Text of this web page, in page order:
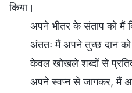
किया।
अपने भीतर के संताप को मैं
अंततः मैं अपने तुच्छ दान को
केवल खोखले शब्दों से
अपने स्वप्न से जागकर, मैं